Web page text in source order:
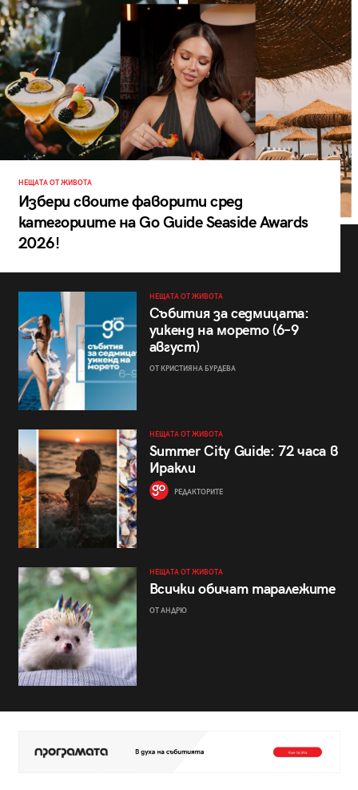
НЕЩАТА ОТ ЖИВОТА
Избери своите фаворити сред
категориите на Go Guide Seaside Awards
2026!
НЕЩАТА ОТ ЖИВОТА
Събития за седмицата:
уикенд на морето (6–9
август)
ОТ КРИСТИЯНА БУРДЕВА
НЕЩАТА ОТ ЖИВОТА
Summer City Guide: 72 часа в
Иракли
РЕДАКТОРИТЕ
НЕЩАТА ОТ ЖИВОТА
Всички обичат таралежите
ОТ АНДРЮ